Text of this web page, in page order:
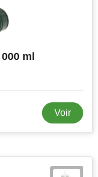
ml
Voir